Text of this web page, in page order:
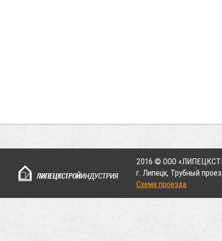
2016 © ООО
г. Липецк, Трубный
Схема проезда